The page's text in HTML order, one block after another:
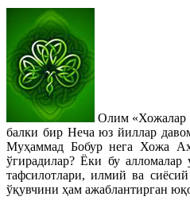
Олим «Хожалар
балки бир Неча юз йиллар
Муҳаммад Бобур нега Хожа
ўгирадилар? Ёки бу
тафсилотлари, илмий ва
ўқувчини ҳам ажаблантирган